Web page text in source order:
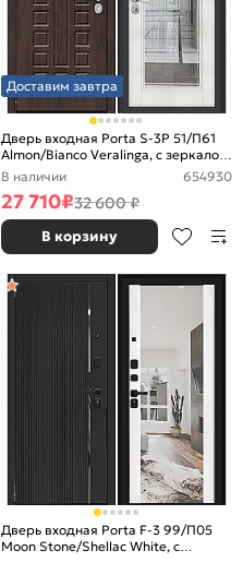
Доставим завтра
Дверь входная Porta S-3P 51/П61
Almon/Bianco Veralinga, с зеркалом,
2 замка, с ночной задвижкой
В наличии 654930
27 710₽32 600 ₽
В корзину
Дверь входная Porta F-3 99/П05
Moon Stone/Shellac White, с